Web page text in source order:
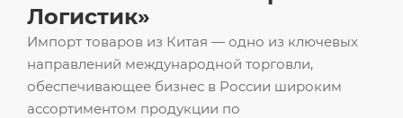
Импорт товаров из Китая — одно из ключевых
направлений международной торговли,
обеспечивающее бизнес в России широким
ассортиментом продукции по
Логистик»